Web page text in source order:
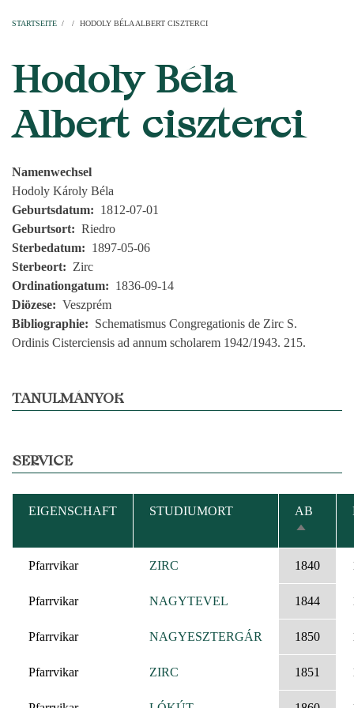
STARTSEITE / / HODOLY BÉLA ALBERT CISZTERCI
Hodoly Béla
Albert ciszterci
Namenwechsel
Hodoly Károly Béla
Geburtsdatum
1812-07-01
Geburtsort
Riedro
Sterbedatum
1897-05-06
Sterbeort
Zirc
Ordinationgatum
1836-09-14
Diözese
Veszprém
Bibliographie
Schematismus Congregationis de Zirc S.
Ordinis Cisterciensis ad annum scholarem 1942/1943. 215.
TANULMÁNYOK
SERVICE
EIGENSCHAFT STUDIUMORT
AB
Pfarrvikar ZIRC 1840
Pfarrvikar NAGYTEVEL 1844
Pfarrvikar NAGYESZTERGÁR 1850
Pfarrvikar ZIRC 1851